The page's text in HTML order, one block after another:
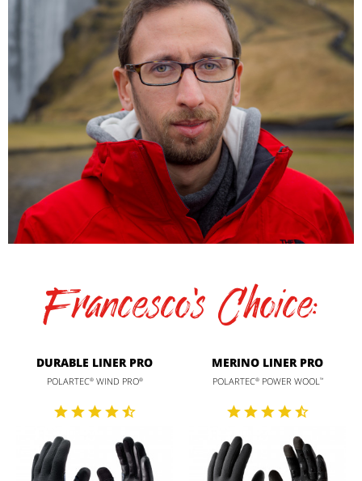
Francesco's Choice:
DURABLE LINER PRO
POLARTEC®WIND PRO®
MERINO LINER PRO
POLARTEC®POWER WOOL™